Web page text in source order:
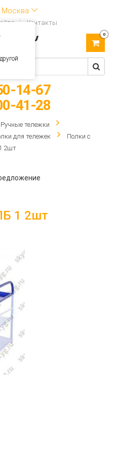
Москва
Контакты
0
14-67
41-28
Ручные тележки
для тележек
Полки с
2шт
1 2шт